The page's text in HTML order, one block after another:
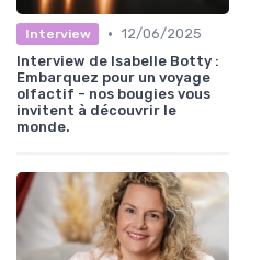
Interview • 12/06/2025
Interview de Isabelle Botty :
Embarquez pour un voyage
olfactif - nos bougies vous
invitent à découvrir le
monde.